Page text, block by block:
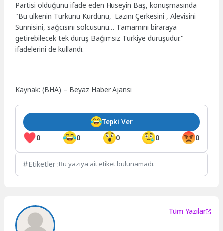
Partisi olduğunu ifade eden Hüseyin Baş, konuşmasında
"Bu ülkenin Türkünü Kürdünü, Lazını Çerkesini , Alevisini
Sünnisini, sağcısını solcusunu… Tamamını biraraya
getirebilecek tek duruş Bağımsız Türkiye duruşudur."
ifadelerini de kullandı.
Kaynak: (BHA) – Beyaz Haber Ajansı
0 0 0 0 0
Tepki Ver
Etiketler :Bu yazıya ait etiket bulunamadı.
Tüm Yazılar